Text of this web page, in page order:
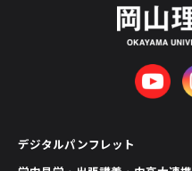
デジタルパンフレット